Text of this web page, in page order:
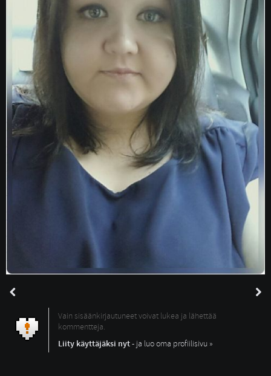
Vain sisäänkirjautuneet voivat lukea ja lähettää
kommentteja.
Liity käyttäjäksi nyt- ja luo oma profiilisivu »